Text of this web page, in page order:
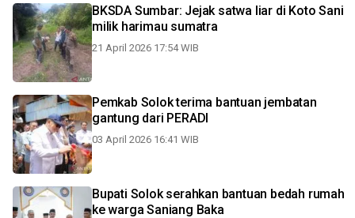
BKSDA Sumbar: Jejak satwa liar di Koto Sani
milik harimau sumatra
21 April 2026 17:54 WIB
Pemkab Solok terima bantuan jembatan
gantung dari PERADI
03 April 2026 16:41 WIB
Bupati Solok serahkan bantuan bedah rumah
ke warga Saniang Baka